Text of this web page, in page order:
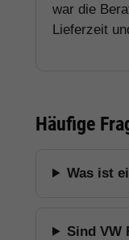
war die
Lieferzeit
Häufige
Was ist
Sind VW